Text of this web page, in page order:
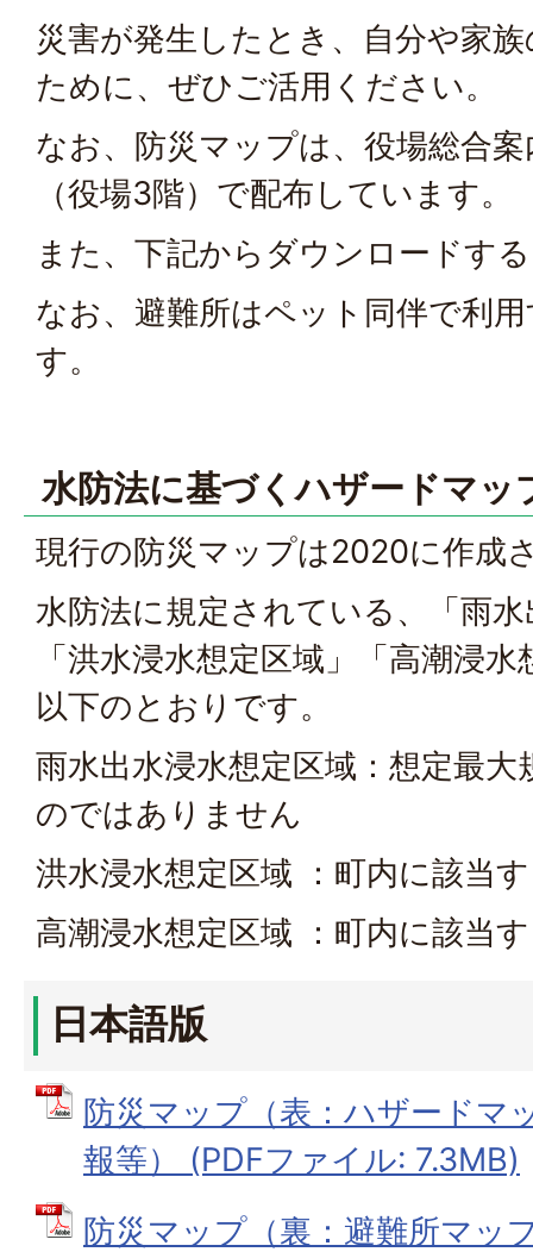
災害が発生したとき、自分や家
ために、ぜひご活用ください。
なお、防災マップは、役場総合
（役場3階）で配布しています。
また、下記からダウンロードす
なお、避難所はペット同伴で利
す。
水防法に基づくハザードマッ
現行の防災マップは2020に作成
水防法に規定されている、「雨
「洪水浸水想定区域」「高潮浸
以下のとおりです。
雨水出水浸水想定区域：想定最
のではありません
洪水浸水想定区域 ：町内に該当
高潮浸水想定区域 ：町内に該当
日本語版
防災マップ（表：ハザードマ
報等） (PDFファイル: 7.3MB)
防災マップ（裏：避難所マッ